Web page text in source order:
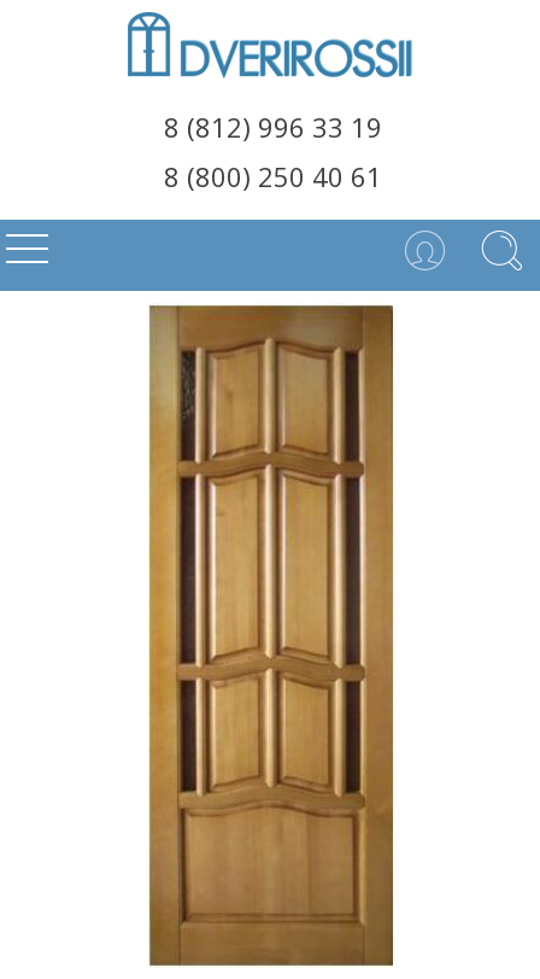
8 (812) 996 33 19
8 (800) 250 40 61